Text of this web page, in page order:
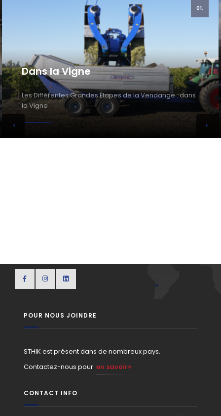
01.
Dans la Vigne
Les Différentes Grandes Étapes de la Vendange : dans
la Vigne
POUR NOUS JOINDRE
STHIK est présent dans de nombreux pays.
Contactez-nous pour en savoir+
CONTACT INFO